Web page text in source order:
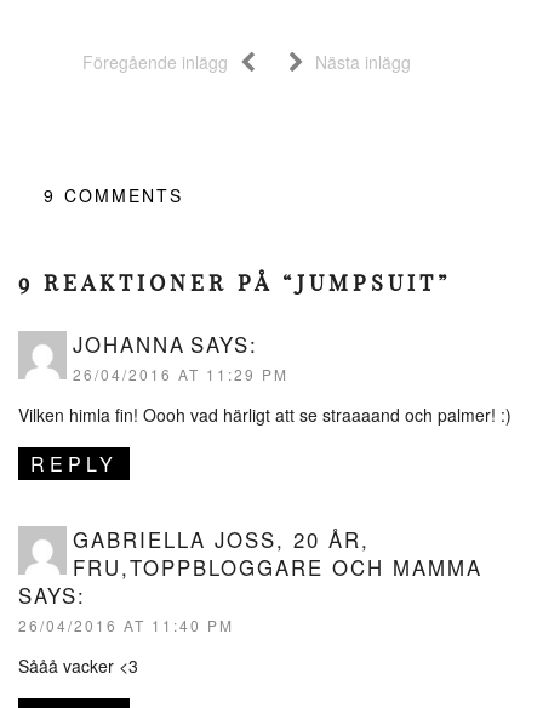
Föregående inlägg Nästa inlägg
9 COMMENTS
9 REAKTIONER PÅ “JUMPSUIT”
JOHANNA SAYS:
26/04/2016 AT 11:29 PM
Vilken himla fin! Oooh vad härligt att se straaaand och palmer! :)
REPLY
GABRIELLA JOSS, 20 ÅR,
FRU,TOPPBLOGGARE OCH MAMMA
SAYS:
26/04/2016 AT 11:40 PM
Sååå vacker <3